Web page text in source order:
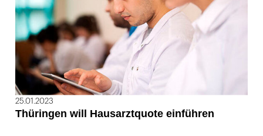
25.01.2023
Thüringen will Hausarztquote einführen